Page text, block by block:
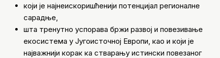
који је најнеискоришћенији потенцијал регионалне
сарадње,
шта тренутно успорава бржи развој и повезивање
екосистема у Југоисточној Европи, као и који је
најважнији корак ка стварању истински повезаног